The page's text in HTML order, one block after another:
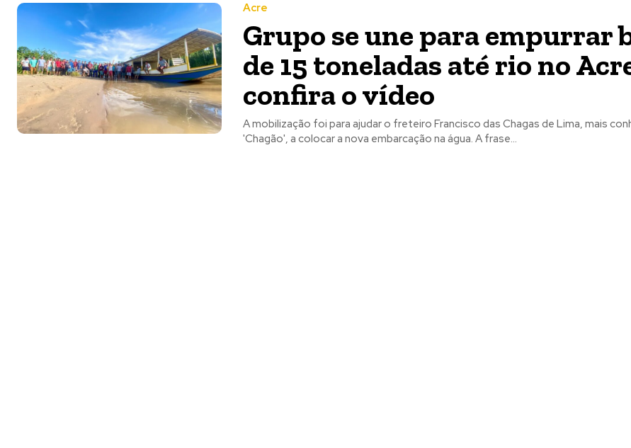
Acre
Grupo se une para empurrar
de 15 toneladas até rio no
confira o vídeo
A mobilização foi para ajudar o freteiro Francisco das Chagas de Lima, mais
'Chagão', a colocar a nova embarcação na água. A frase...